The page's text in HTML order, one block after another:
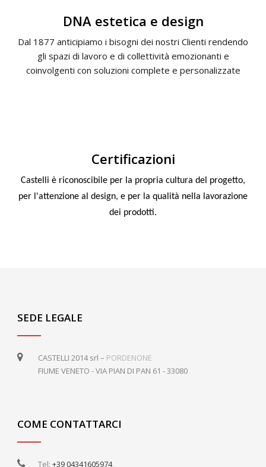
DNA estetica e design
Dal 1877 anticipiamo i bisogni dei nostri Clienti rendendo
gli spazi di lavoro e di collettività emozionanti e
coinvolgenti con soluzioni complete e personalizzate
Certificazioni
Castelli è riconoscibile per la propria cultura del progetto,
per l'attenzione al design, e per la qualità nella lavorazione
dei prodotti.
SEDE LEGALE
CASTELLI 2014 srl – PORDENONE
FIUME VENETO - VIA PIAN DI PAN 61 - 33080
COME CONTATTARCI
Tel: +39 04341605974